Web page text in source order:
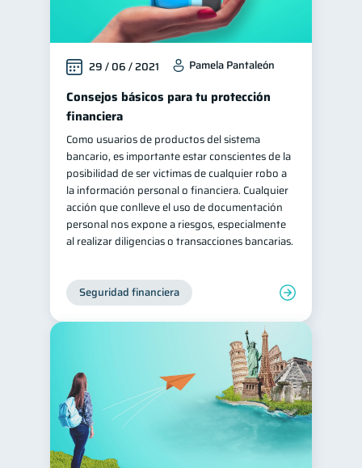
29 / 06 / 2021 Pamela Pantaleón
Consejos básicos para tu protección
financiera
Como usuarios de productos del sistema
bancario, es importante estar conscientes de la
posibilidad de ser victimas de cualquier robo a
la información personal o financiera. Cualquier
acción que conlleve el uso de documentación
personal nos expone a riesgos, especialmente
al realizar diligencias o transacciones bancarias.
Seguridad financiera